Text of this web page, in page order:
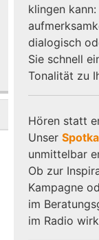
klingen
dialogisch
Sie schnell
Tonalität zu
Hören statt
Unser
unmittelbar
Ob zur
Kampagne
im
im Radio